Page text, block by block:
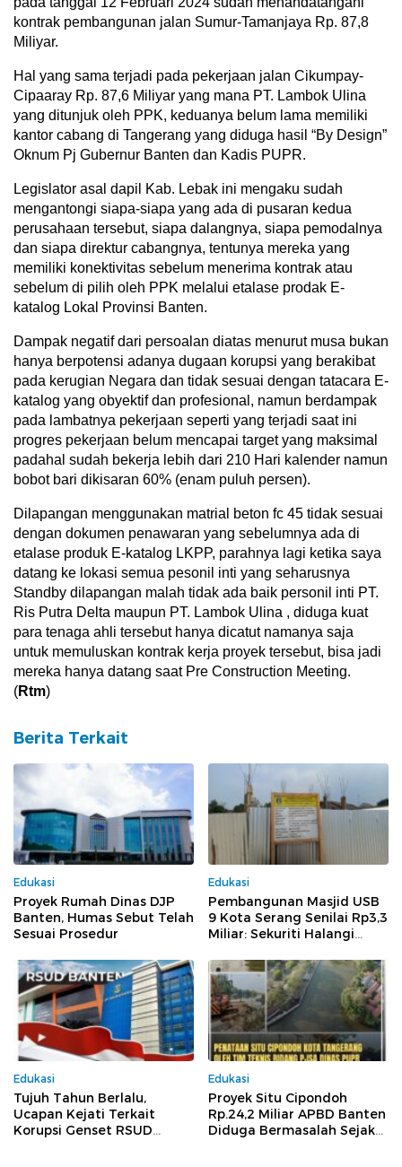
kontrak pembangunan jalan Sumur-Tamanjaya Rp. 87,8
Miliyar.
Hal yang sama terjadi pada pekerjaan jalan Cikumpay-
Cipaaray Rp. 87,6 Miliyar yang mana PT. Lambok Ulina
yang ditunjuk oleh PPK, keduanya belum lama memiliki
kantor cabang di Tangerang yang diduga hasil “By Design”
Oknum Pj Gubernur Banten dan Kadis PUPR.
Legislator asal dapil Kab. Lebak ini mengaku sudah
mengantongi siapa-siapa yang ada di pusaran kedua
perusahaan tersebut, siapa dalangnya, siapa pemodalnya
dan siapa direktur cabangnya, tentunya mereka yang
memiliki konektivitas sebelum menerima kontrak atau
sebelum di pilih oleh PPK melalui etalase prodak E-
katalog Lokal Provinsi Banten.
Dampak negatif dari persoalan diatas menurut musa bukan
hanya berpotensi adanya dugaan korupsi yang berakibat
pada kerugian Negara dan tidak sesuai dengan tatacara E-
katalog yang obyektif dan profesional, namun berdampak
pada lambatnya pekerjaan seperti yang terjadi saat ini
progres pekerjaan belum mencapai target yang maksimal
padahal sudah bekerja lebih dari 210 Hari kalender namun
bobot bari dikisaran 60% (enam puluh persen).
Dilapangan menggunakan matrial beton fc 45 tidak sesuai
dengan dokumen penawaran yang sebelumnya ada di
etalase produk E-katalog LKPP, parahnya lagi ketika saya
datang ke lokasi semua pesonil inti yang seharusnya
Standby dilapangan malah tidak ada baik personil inti PT.
Ris Putra Delta maupun PT. Lambok Ulina , diduga kuat
para tenaga ahli tersebut hanya dicatut namanya saja
untuk memuluskan kontrak kerja proyek tersebut, bisa jadi
mereka hanya datang saat Pre Construction Meeting.
(Rtm)
Berita Terkait
Edukasi
Proyek Rumah Dinas DJP
Banten, Humas Sebut Telah
Sesuai Prosedur
Edukasi
Pembangunan Masjid USB
9 Kota Serang Senilai Rp3,3
Miliar: Sekuriti Halangi
Pelanggaran Menguat
Edukasi
Tujuh Tahun Berlalu,
Ucapan Kejati Terkait
Korupsi Genset RSUD
Edukasi
Proyek Situ Cipondoh
Rp.24,2 Miliar APBD Banten
Diduga Bermasalah Sejak